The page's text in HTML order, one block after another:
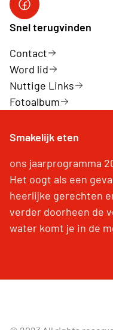
Neos Hasselt
Snel terugvinden
Contact
Word lid
Nuttige Links
Fotoalbum
Smakelijk eten
ons jaarprogramma
Het oogt als een
heerlijke gerechten
verder doorheen de
water komt je in de